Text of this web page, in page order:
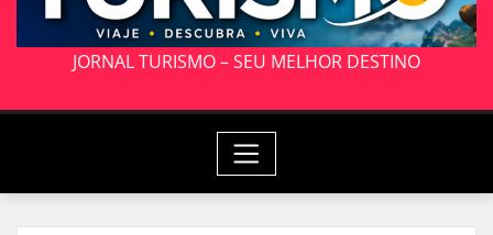
JORNAL TURISMO – SEU MELHOR DESTINO